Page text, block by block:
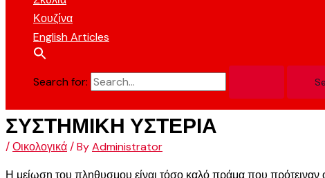
Κουζίνα
English Articles
Search for:
ΣΥΣΤΗΜΙΚΗ ΥΣΤΕΡΙΑ
/Οικολογικά/ ByAdministrator
Η μείωση του πληθυσμου είναι τόσο καλό πράμα που πρότειναν